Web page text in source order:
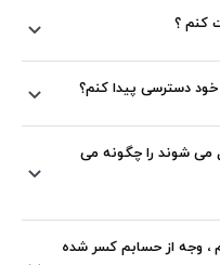
کنم ؟
دسترسی پیدا کنم؟
می شوند را چگونه می
، وجه از حسابم کسر شده